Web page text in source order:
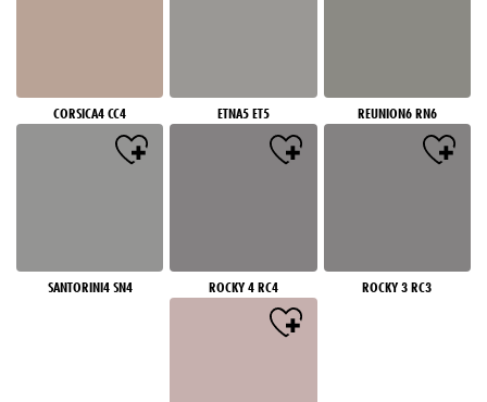
CORSICA4 CC4 ETNA5 ET5 REUNION6 RN6
SANTORINI4 SN4 ROCKY 4 RC4 ROCKY 3 RC3